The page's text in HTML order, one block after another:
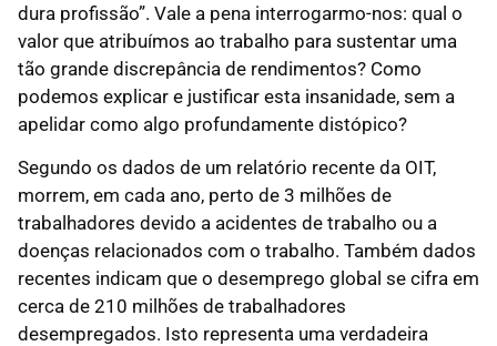
dura profissão”. Vale a pena interrogarmo-nos: qual o
valor que atribuímos ao trabalho para sustentar uma
tão grande discrepância de rendimentos? Como
podemos explicar e justificar esta insanidade, sem a
apelidar como algo profundamente distópico?
Segundo os dados de um relatório recente da OIT,
morrem, em cada ano, perto de 3 milhões de
trabalhadores devido a acidentes de trabalho ou a
doenças relacionados com o trabalho. Também dados
recentes indicam que o desemprego global se cifra em
cerca de 210 milhões de trabalhadores
desempregados. Isto representa uma verdadeira